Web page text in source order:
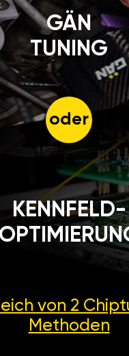
GÄN
TUNING
oder
KENNFELD-
von 2
Methoden